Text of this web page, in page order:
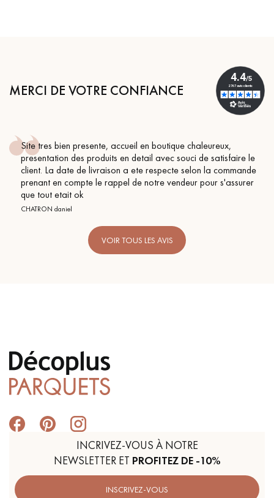
MERCI DE VOTRE CONFIANCE
Site tres bien presente, accueil en boutique chaleureux,
presentation des produits en detail avec souci de satisfaire le
client. La date de livraison a ete respecte selon la commande
prenant en compte le rappel de notre vendeur pour s'assurer
que tout etait ok
CHATRON daniel
VOIR TOUS LES AVIS
INCRIVEZ-VOUS À NOTRE
NEWSLETTER ET PROFITEZ DE -10%
INSCRIVEZ-VOUS